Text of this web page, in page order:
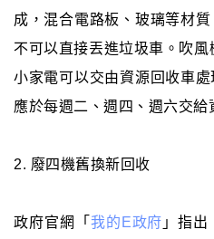
成，混合電路板、玻璃等材
不可以直接丟進垃圾車。吹
小家電可以交由資源回收車
應於每週二、週四、週六交給
2. 廢四機舊換新回收
政府官網「 我的E政府 」指